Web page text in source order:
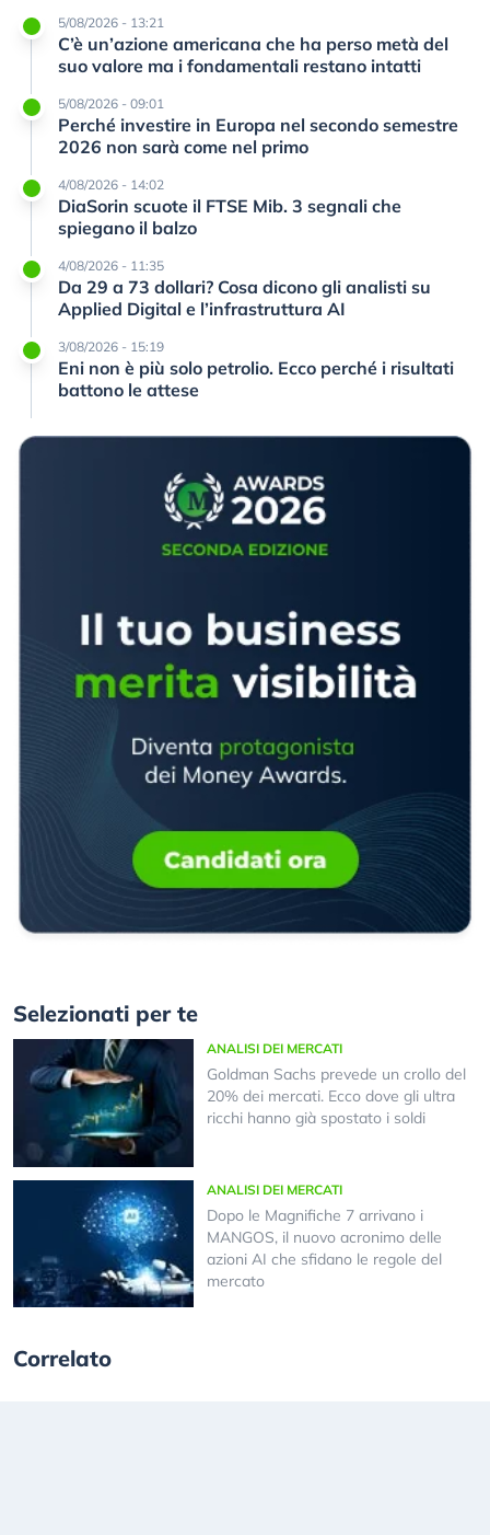
5/08/2026 - 13:21
C’è un’azione americana che ha perso metà del
suo valore ma i fondamentali restano intatti
5/08/2026 - 09:01
Perché investire in Europa nel secondo semestre
2026 non sarà come nel primo
4/08/2026 - 14:02
DiaSorin scuote il FTSE Mib. 3 segnali che
spiegano il balzo
4/08/2026 - 11:35
Da 29 a 73 dollari? Cosa dicono gli analisti su
Applied Digital e l’infrastruttura AI
3/08/2026 - 15:19
Eni non è più solo petrolio. Ecco perché i risultati
battono le attese
Selezionati per te
ANALISI DEI MERCATI
Goldman Sachs prevede un crollo del
20% dei mercati. Ecco dove gli ultra
ricchi hanno già spostato i soldi
ANALISI DEI MERCATI
Dopo le Magnifiche 7 arrivano i
MANGOS, il nuovo acronimo delle
azioni AI che sfidano le regole del
mercato
Correlato